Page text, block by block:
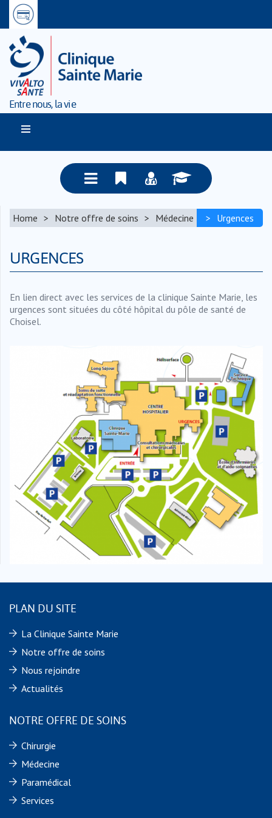
Entre nous, la vie
Home Notre offre de soins Médecine Urgences
URGENCES
En lien direct avec les services de la clinique Sainte Marie, les
urgences sont situées du côté hôpital du pôle de santé de
Choisel.
PLAN DU SITE
La Clinique Sainte Marie
Notre offre de soins
Nous rejoindre
Actualités
NOTRE OFFRE DE SOINS
Chirurgie
Médecine
Paramédical
Services